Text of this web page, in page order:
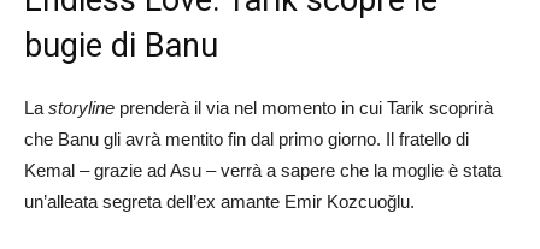
bugie di Banu
La storyline prenderà il via nel momento in cui Tarik scoprirà
che Banu gli avrà mentito fin dal primo giorno. Il fratello di
Kemal – grazie ad Asu – verrà a sapere che la moglie è stata
un’alleata segreta dell’ex amante Emir Kozcuoğlu.